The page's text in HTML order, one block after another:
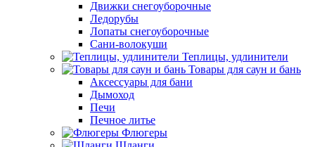
Движки снегоуборочные
Ледорубы
Лопаты снегоуборочные
Сани-волокуши
Теплицы, удлинители
Товары для саун и бань
Аксессуары для бани
Дымоход
Печи
Печное литье
Флюгеры